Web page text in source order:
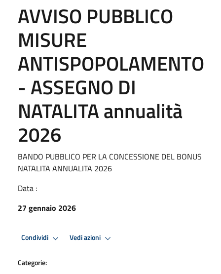
AVVISO PUBBLICO
MISURE
ANTISPOPOLAMENTO
- ASSEGNO DI
NATALITA annualità
2026
BANDO PUBBLICO PER LA CONCESSIONE DEL BONUS
NATALITA ANNUALITA 2026
Data :
27 gennaio 2026
Condividi Vedi azioni
Categorie: